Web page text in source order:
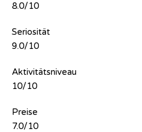
8.0/10
Seriosität
9.0/10
Aktivitätsniveau
10/10
Preise
7.0/10